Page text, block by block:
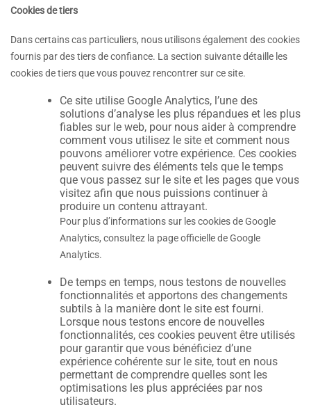
Cookies de tiers
Dans certains cas particuliers, nous utilisons également des cookies
fournis par des tiers de confiance. La section suivante détaille les
cookies de tiers que vous pouvez rencontrer sur ce site.
Ce site utilise Google Analytics, l’une des
solutions d’analyse les plus répandues et les plus
fiables sur le web, pour nous aider à comprendre
comment vous utilisez le site et comment nous
pouvons améliorer votre expérience. Ces cookies
peuvent suivre des éléments tels que le temps
que vous passez sur le site et les pages que vous
visitez afin que nous puissions continuer à
produire un contenu attrayant.
Pour plus d’informations sur les cookies de Google
Analytics, consultez la page officielle de Google
Analytics.
De temps en temps, nous testons de nouvelles
fonctionnalités et apportons des changements
subtils à la manière dont le site est fourni.
Lorsque nous testons encore de nouvelles
fonctionnalités, ces cookies peuvent être utilisés
pour garantir que vous bénéficiez d’une
expérience cohérente sur le site, tout en nous
permettant de comprendre quelles sont les
optimisations les plus appréciées par nos
utilisateurs.